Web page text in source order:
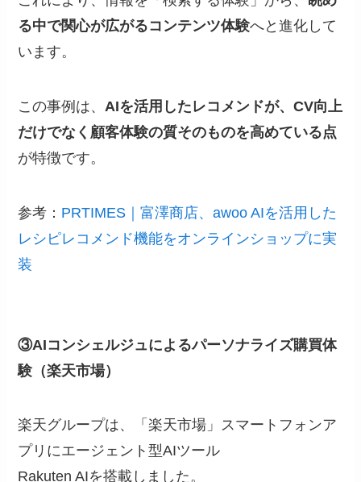
る中で関心が広がるコンテンツ体験へと進化して
います。
この事例は、 AIを活用したレコメンドが、CV向上
だけでなく顧客体験の質そのものを高めている点
が特徴です。
参考： PRTIMES｜富澤商店、awoo AIを活用した
レシピレコメンド機能をオンラインショップに実
装
③AIコンシェルジュによるパーソナライズ購買体
験（楽天市場）
楽天グループは、「楽天市場」スマートフォンア
プリにエージェント型AIツール
Rakuten AIを搭載しました。